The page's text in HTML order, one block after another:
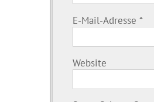
E-Mail-Adresse *
Website